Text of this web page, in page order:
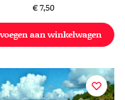
€7,50
aan winkelwagen